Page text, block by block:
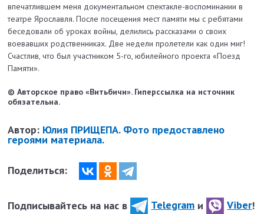
впечатлившем меня документальном спектакле-воспоминании в
театре Ярославля. После посещения мест памяти мы с ребятами
беседовали об уроках войны, делились рассказами о своих
воевавших родственниках. Две недели пролетели как один миг!
Счастлив, что был участником 5-го, юбилейного проекта «Поезд
Памяти».
© Авторское право «Витьбичи». Гиперссылка на источник
обязательна.
Автор: Юлия ПРИЩЕПА. Фото предоставлено
героями материала.
Поделиться:
Подписывайтесь на нас в Telegram и Viber!